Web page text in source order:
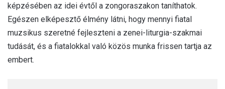
képzésében az idei évtől a zongoraszakon taníthatok.
Egészen elképesztő élmény látni, hogy mennyi fiatal
muzsikus szeretné fejleszteni a zenei-liturgia-szakmai
tudását, és a fiatalokkal való közös munka frissen tartja az
embert.